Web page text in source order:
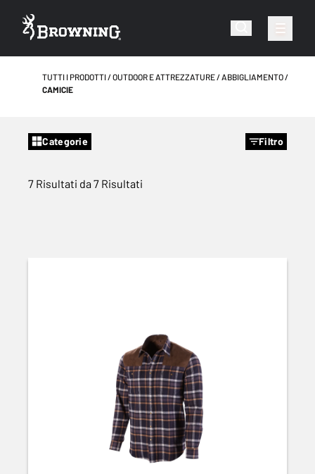
TUTTI I PRODOTTI OUTDOOR E ATTREZZATURE
ABBIGLIAMENTO
CAMICIE
Categorie Filtro
7 Risultati da 7 Risultati